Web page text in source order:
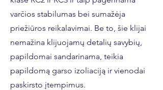
varčios stabilumas bei sumažėja
priežiūros reikalavimai. Be to, šie klijai
nemažina klijuojamų detalių savybių,
papildomai sandarinama, teikia
papildomą garso izoliaciją ir vienodai
paskirsto įtempimus.